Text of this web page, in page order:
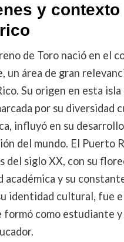
y contexto
de Toro nació en el
un área de gran
Su origen en esta isla
por su diversidad
influyó en su
del mundo. El Puerto
del siglo XX, con su
académica y su
identidad cultural, fue
formó como estudiante